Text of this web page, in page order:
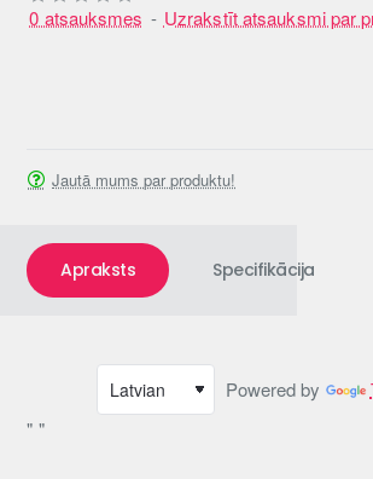
0 atsauksmes - Uzrakstīt atsauksmi par
Jautā mums par produktu!
Apraksts Specifikācija
Powered by
" "